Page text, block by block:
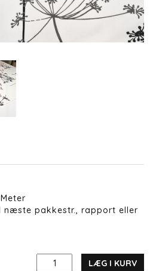
næste pakkestr., rapport eller
LÆG I KURV